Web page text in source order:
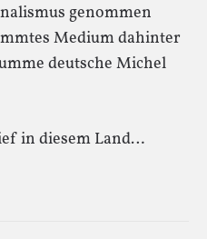
genommen
Medium dahinter
deutsche Michel
in diesem Land…